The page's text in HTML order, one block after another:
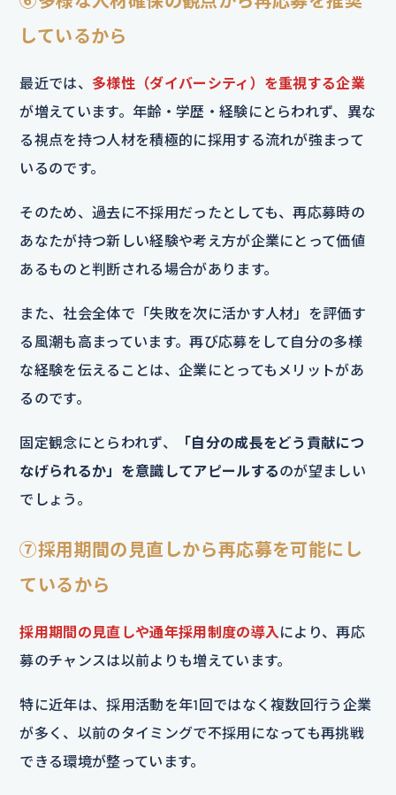
しているから
最近では、 多様性（ダイバーシティ）を重視する企業
が増えています。年齢・学歴・経験にとらわれず、異な
る視点を持つ人材を積極的に採用する流れが強まって
いるのです。
そのため、過去に不採用だったとしても、再応募時の
あなたが持つ新しい経験や考え方が企業にとって価値
あるものと判断される場合があります。
また、社会全体で「失敗を次に活かす人材」を評価す
る風潮も高まっています。再び応募をして自分の多様
な経験を伝えることは、企業にとってもメリットがあ
るのです。
固定観念にとらわれず、
「自分の成長をどう貢献につ
なげられるか」を意識してアピールするのが望ましい
でしょう。
⑦採用期間の見直しから再応募を可能にし
ているから
採用期間の見直しや通年採用制度の導入により、再応
募のチャンスは以前よりも増えています。
特に近年は、採用活動を年1回ではなく複数回行う企業
が多く、以前のタイミングで不採用になっても再挑戦
できる環境が整っています。